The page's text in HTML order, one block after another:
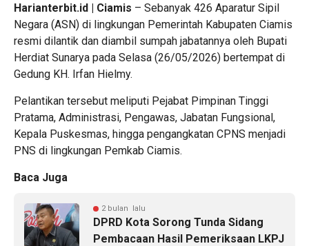
Harianterbit.id | Ciamis – Sebanyak 426 Aparatur Sipil
Negara (ASN) di lingkungan Pemerintah Kabupaten Ciamis
resmi dilantik dan diambil sumpah jabatannya oleh Bupati
Herdiat Sunarya pada Selasa (26/05/2026) bertempat di
Gedung KH. Irfan Hielmy.
Pelantikan tersebut meliputi Pejabat Pimpinan Tinggi
Pratama, Administrasi, Pengawas, Jabatan Fungsional,
Kepala Puskesmas, hingga pengangkatan CPNS menjadi
PNS di lingkungan Pemkab Ciamis.
Baca Juga
2 bulan lalu
DPRD Kota Sorong Tunda Sidang
Pembacaan Hasil Pemeriksaan LKPJ